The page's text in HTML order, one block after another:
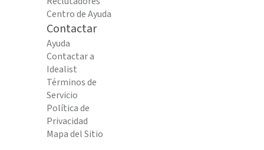
Centro de Ayuda
Contactar
Ayuda
Contactar a
Idealist
Términos de
Servicio
Política de
Privacidad
Mapa del Sitio